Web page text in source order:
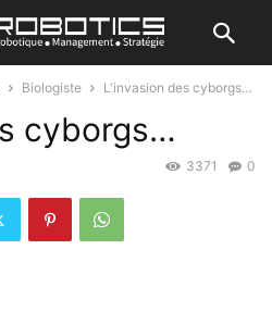
Biologiste L'invasion des cyborgs…
cyborgs…
0
3371